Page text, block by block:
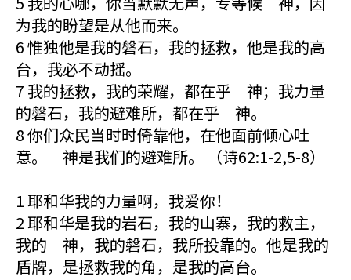
为我的盼望是从他而来。
6 惟独他是我的磐石，我的拯救，他是我的高
台，我必不动摇。
7 我的拯救，我的荣耀，都在乎 神；我力量
的磐石，我的避难所，都在乎 神。
8 你们众民当时时倚靠他，在他面前倾心吐
意。 神是我们的避难所。 （诗62:1-2,5-8）
1 耶和华我的力量啊，我爱你！
2 耶和华是我的岩石，我的山寨，我的救主，
我的 神，我的磐石，我所投靠的。他是我的
盾牌，是拯救我的角，是我的高台。